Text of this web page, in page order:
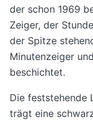
der schon 1969
Zeiger, der
der Spitze
Minutenzeiger
beschichtet.
Die feststehende
trägt eine